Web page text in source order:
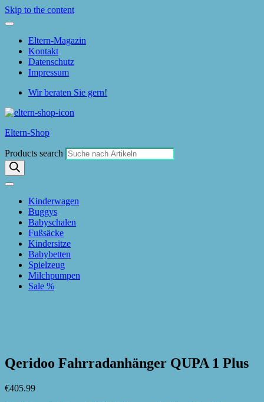
Skip to the content
Eltern-Magazin
Kontakt
Datenschutz
Impressum
Wir beraten Sie gern!
Eltern-Shop
Products search
Kinderwagen
Buggys
Babyschalen
Fußsäcke
Kindersitze
Babybetten
Spielzeug
Milchpumpen
Sale %
Qeridoo Fahrradanhänger QUPA 1 Plus
€405.99